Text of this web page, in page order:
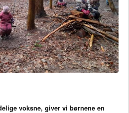
voksne, giver vi børnene en